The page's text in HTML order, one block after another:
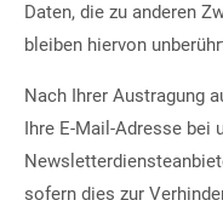
Daten, die zu anderen
bleiben hiervon
Nach Ihrer Austragung
Ihre E-Mail-Adresse bei
sofern dies zur